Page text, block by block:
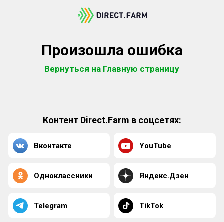
Произошла ошибка
Вернуться на Главную страницу
Контент Direct.Farm в соцсетях:
Вконтакте YouTube
Одноклассники Яндекс.Дзен
Telegram TikTok